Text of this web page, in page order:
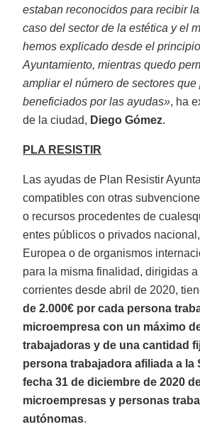
estaban reconocidos para recibir
caso del sector de la estética y el
hemos explicado desde el
Ayuntamiento, mientras quedo
ampliar el número de sectores
beneficiados por las ayudas», ha
de la ciudad, Diego Gómez.
PLA RESISTIR
Las ayudas de Plan Resistir
compatibles con otras
o recursos procedentes de
entes públicos o privados
Europea o de organismos
para la misma finalidad, dirigidas
corrientes desde abril de 2020,
de 2.000€ por cada persona
microempresa con un máximo
trabajadoras y de una cantidad
persona trabajadora afiliada a la
fecha 31 de diciembre de 2020
microempresas y personas
autónomas.